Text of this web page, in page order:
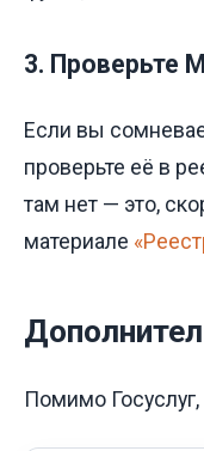
3. Проверьте
Если вы
проверьте её в
там нет — это,
материале
Помимо